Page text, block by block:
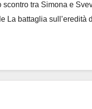
scontro tra Simona e
La battaglia sull’eredità